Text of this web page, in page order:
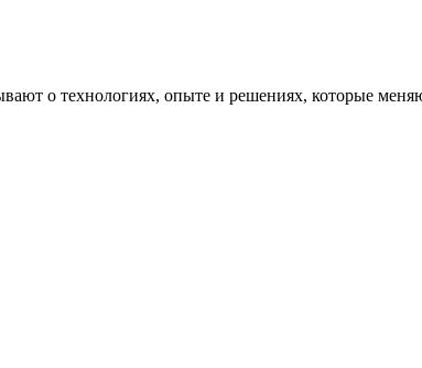
о технологиях, опыте и решениях, которые